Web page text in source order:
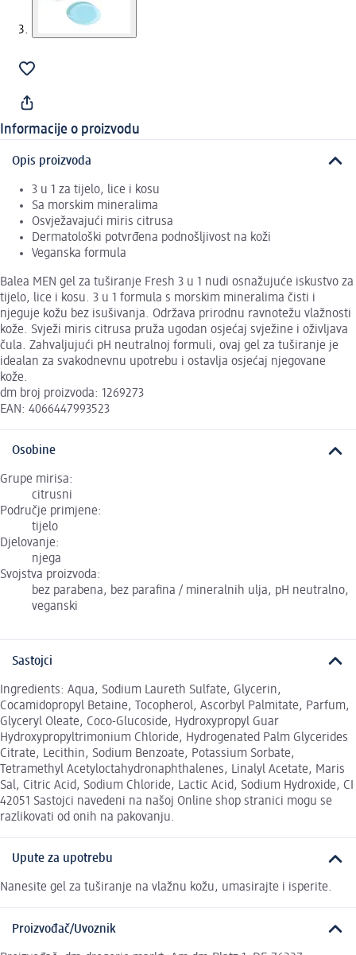
Informacije o proizvodu
Opis proizvoda
3 u 1 za tijelo, lice i kosu
Sa morskim mineralima
Osvježavajući miris citrusa
Dermatološki potvrđena podnošljivost na koži
Veganska formula
Balea MEN gel za tuširanje Fresh 3 u 1 nudi osnažujuće iskustvo za
tijelo, lice i kosu. 3 u 1 formula s morskim mineralima čisti i
njeguje kožu bez isušivanja. Održava prirodnu ravnotežu vlažnosti
kože. Svježi miris citrusa pruža ugodan osjećaj svježine i oživljava
čula. Zahvaljujući pH neutralnoj formuli, ovaj gel za tuširanje je
idealan za svakodnevnu upotrebu i ostavlja osjećaj njegovane
kože.
dm broj proizvoda: 1269273
EAN: 4066447993523
Osobine
Grupe mirisa:
citrusni
Područje primjene:
tijelo
Djelovanje:
njega
Svojstva proizvoda:
bez parabena, bez parafina / mineralnih ulja, pH neutralno,
veganski
Sastojci
Ingredients: Aqua, Sodium Laureth Sulfate, Glycerin,
Cocamidopropyl Betaine, Tocopherol, Ascorbyl Palmitate, Parfum,
Glyceryl Oleate, Coco-Glucoside, Hydroxypropyl Guar
Hydroxypropyltrimonium Chloride, Hydrogenated Palm Glycerides
Citrate, Lecithin, Sodium Benzoate, Potassium Sorbate,
Tetramethyl Acetyloctahydronaphthalenes, Linalyl Acetate, Maris
Sal, Citric Acid, Sodium Chloride, Lactic Acid, Sodium Hydroxide, CI
42051 Sastojci navedeni na našoj Online shop stranici mogu se
razlikovati od onih na pakovanju.
Upute za upotrebu
Nanesite gel za tuširanje na vlažnu kožu, umasirajte i isperite.
Proizvođač/Uvoznik